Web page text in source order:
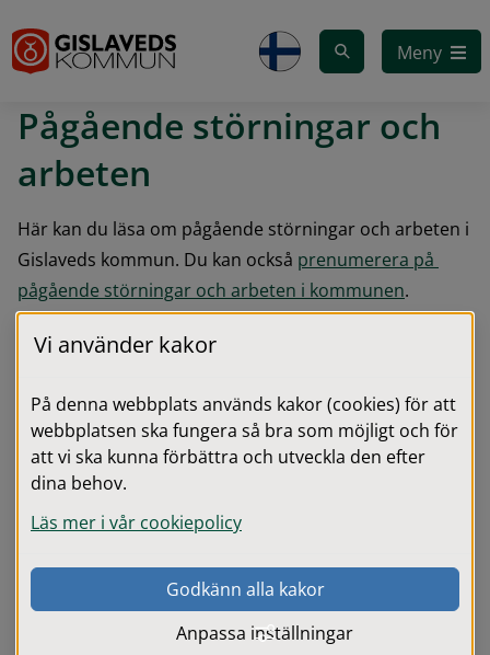
Meny
Pågående störningar och
arbeten
Här kan du läsa om pågående störningar och arbeten i
Gislaveds kommun. Du kan också prenumerera på
pågående störningar och arbeten i kommunen.
Du kan också få sms om vattenläckor och andra
Driftstörningar i vatten och avlopp
Använd vår karttjänst för att se aktuella driftstörningar
i vatten och avlopp
Kontroll av fastighetsgränser i kommunen
Vi använder kakor
På denna webbplats används kakor (cookies) för att
webbplatsen ska fungera så bra som möjligt och för
att vi ska kunna förbättra och utveckla den efter
dina behov.
Läs mer i vår cookiepolicy
Godkänn alla kakor
Anpassa inställningar